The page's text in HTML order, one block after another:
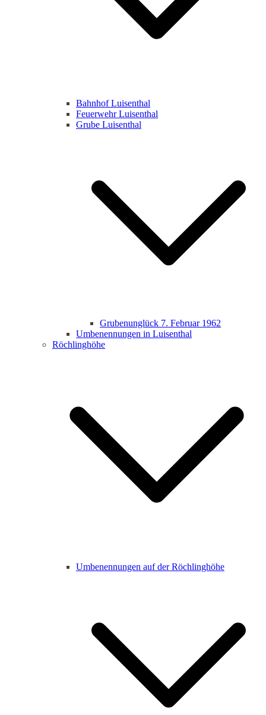
Bahnhof Luisenthal
Feuerwehr Luisenthal
Grube Luisenthal
Grubenunglück 7. Februar 1962
Umbenennungen in Luisenthal
Röchlinghöhe
Umbenennungen auf der Röchlinghöhe